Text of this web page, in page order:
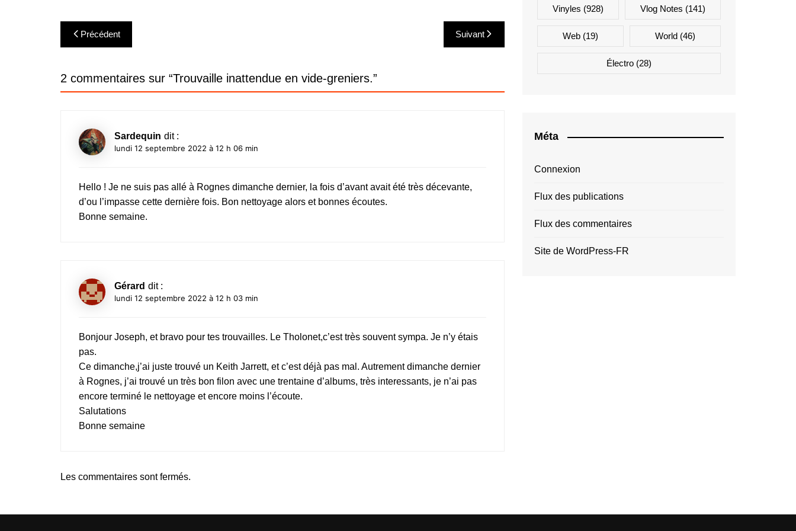
Navigation
de
l’article
Précédent Suivant
2 commentaires sur “Trouvaille inattendue en vide-greniers.”
Sardequin dit :
lundi 12 septembre 2022 à 12 h 06 min
Hello ! Je ne suis pas allé à Rognes dimanche dernier, la fois d’avant avait été très décevante,
d’ou l’impasse cette dernière fois. Bon nettoyage alors et bonnes écoutes.
Bonne semaine.
Gérard dit :
lundi 12 septembre 2022 à 12 h 03 min
Bonjour Joseph, et bravo pour tes trouvailles. Le Tholonet,c’est très souvent sympa. Je n’y étais
pas.
Ce dimanche,j’ai juste trouvé un Keith Jarrett, et c’est déjà pas mal. Autrement dimanche dernier
à Rognes, j’ai trouvé un très bon filon avec une trentaine d’albums, très interessants, je n’ai pas
encore terminé le nettoyage et encore moins l’écoute.
Salutations
Bonne semaine
Les commentaires sont fermés.
Vinyles (928) Vlog Notes (141)
Web (19) World (46)
Électro (28)
Méta
Connexion
Flux des publications
Flux des commentaires
Site de WordPress-FR